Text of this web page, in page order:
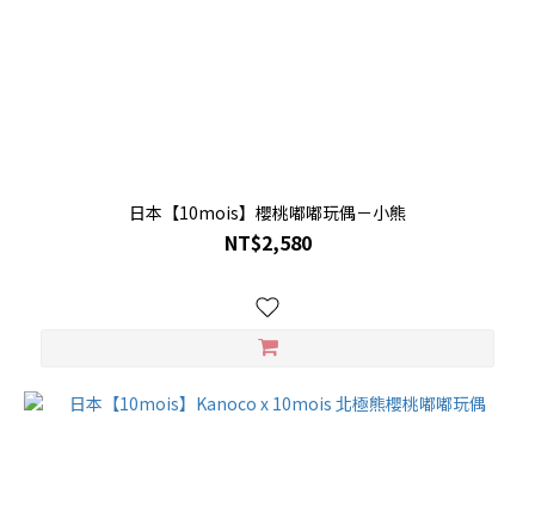
日本【10mois】櫻桃嘟嘟玩偶－小熊
NT$2,580